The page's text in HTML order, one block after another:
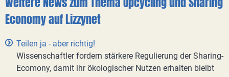
Economy auf Lizzynet
Teilen ja - aber richtig!
Wissenschaftler fordern stärkere Regulierung der Sharing-
Ecomony, damit ihr ökologischer Nutzen erhalten bleibt